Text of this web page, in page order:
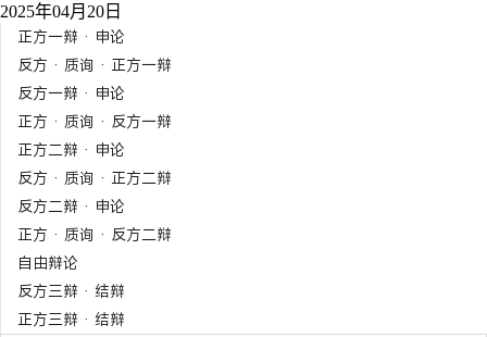
2025年04月20日
正方一辩 · 申论
反方 · 质询 · 正方一辩
反方一辩 · 申论
正方 · 质询 · 反方一辩
正方二辩 · 申论
反方 · 质询 · 正方二辩
反方二辩 · 申论
正方 · 质询 · 反方二辩
自由辩论
反方三辩 · 结辩
正方三辩 · 结辩